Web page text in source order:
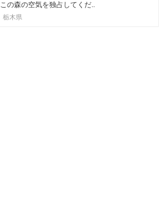
この森の空気を独占してくだ..
栃木県